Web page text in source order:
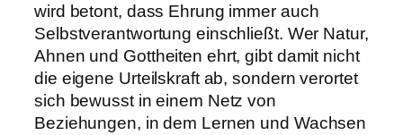
wird betont, dass Ehrung immer auch
Selbstverantwortung einschließt. Wer Natur,
Ahnen und Gottheiten ehrt, gibt damit nicht
die eigene Urteilskraft ab, sondern verortet
sich bewusst in einem Netz von
Beziehungen, in dem Lernen und Wachsen